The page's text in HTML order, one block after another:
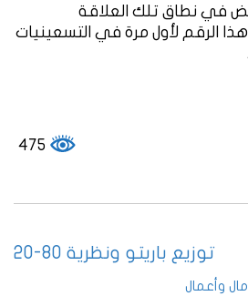
في نطاق تلك العلاقة
هذا الرقم لأول مرة في التسعينيات
توزيع باريتو ونظرية 80-20
مال وأعمال